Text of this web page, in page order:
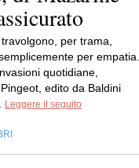
per trama,
per empatia.
quotidiane,
edito da Baldini
Leggere il seguito